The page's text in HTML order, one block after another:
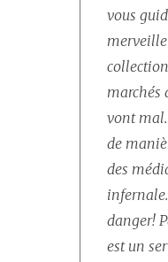
vous
marchés
vont
de
des
danger!
est un